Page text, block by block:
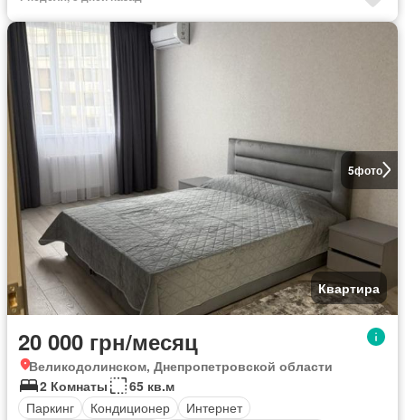
5фото
Квартира
20 000 грн/месяц
Великодолинском, Днепропетровской области
2 Комнаты
65 кв.м
Паркинг
Кондиционер
Интернет